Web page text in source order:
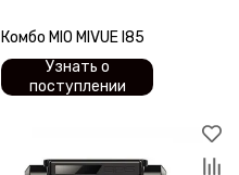
Комбо MIO MIVUE I85
Узнать о
поступлении